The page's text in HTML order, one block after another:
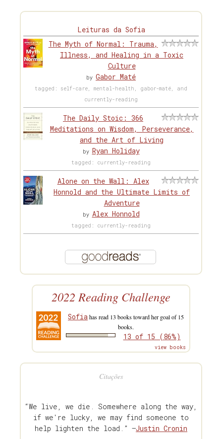
Leituras da Sofia
The Myth of Normal: Trauma,
Illness, and Healing in a Toxic
Culture
by Gabor Maté
tagged: self-care, mental-health, gabor-maté, and
currently-reading
The Daily Stoic: 366
Meditations on Wisdom, Perseverance,
and the Art of Living
by Ryan Holiday
tagged: currently-reading
Alone on the Wall: Alex
Honnold and the Ultimate Limits of
Adventure
by Alex Honnold
tagged: currently-reading
2022 Reading Challenge
Sofiahas read 13 books toward her goal of 15
books.
13 of 15 (86%)
view books
Citações
“We live, we die. Somewhere along the way,
if we're lucky, we may find someone to
help lighten the load.” —Justin Cronin